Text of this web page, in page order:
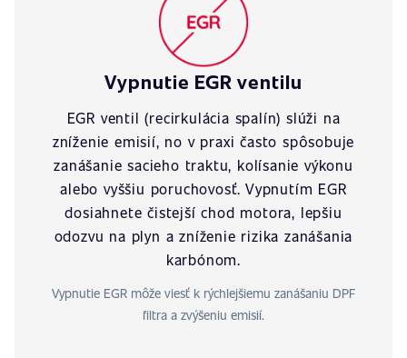
Vypnutie EGR ventilu
EGR ventil (recirkulácia spalín) slúži na
zníženie emisií, no v praxi často spôsobuje
zanášanie sacieho traktu, kolísanie výkonu
alebo vyššiu poruchovosť. Vypnutím EGR
dosiahnete čistejší chod motora, lepšiu
odozvu na plyn a zníženie rizika zanášania
karbónom.
Vypnutie EGR môže viesť k rýchlejšiemu zanášaniu DPF
filtra a zvýšeniu emisií.